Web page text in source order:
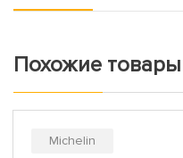
Похожие товары
Michelin